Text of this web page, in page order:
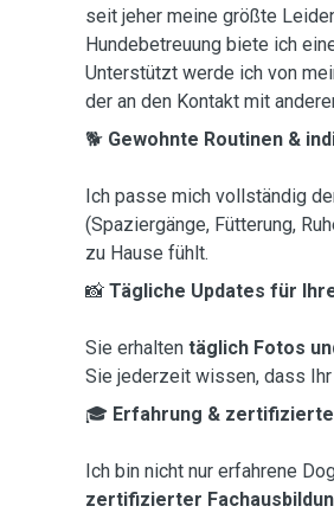
seit jeher meine größte
Hundebetreuung biete ich
Unterstützt werde ich von
der an den Kontakt mit
🐕 Gewohnte Routinen &
Ich passe mich vollständig
(Spaziergänge, Fütterung,
zu Hause fühlt.
📸 Tägliche Updates für
Sie erhalten täglich Fotos
Sie jederzeit wissen, dass
🎓 Erfahrung &
Ich bin nicht nur erfahrene
zertifizierter